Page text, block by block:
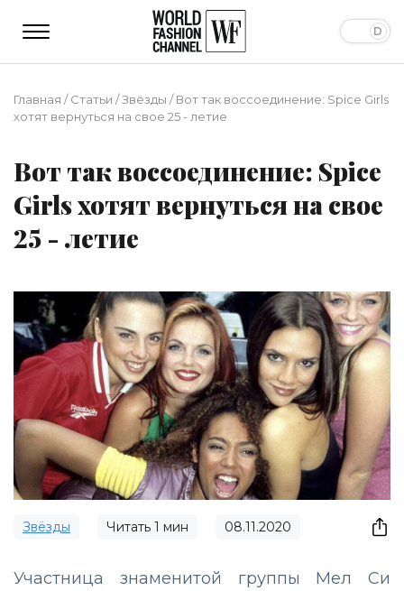
Главная /Статьи /Звёзды /Вот так воссоединение: Spice Girls
хотят вернуться на свое 25 - летие
Вот так воссоединение: Spice
Girls хотят вернуться на свое
25 - летие
Звёзды Читать 1 мин 08.11.2020
Участница знаменитой группы Мел Си